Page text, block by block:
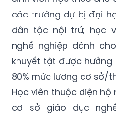
sách như sau:
Sinh viên học theo chế
các trường dự bị đại
dân tộc nội trú; học
nghề nghiệp dành
khuyết tật được
80% mức lương cơ sở/